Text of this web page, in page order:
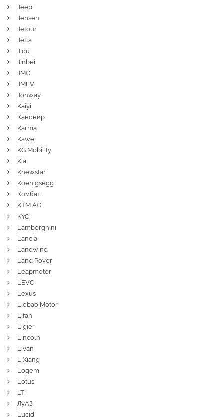
Jeep
Jensen
Jetour
Jetta
Jidu
Jinbei
JMC
JMEV
Jonway
Kaiyi
Канонир
Karma
Kawei
KG Mobility
Kia
Knewstar
Koenigsegg
Комбат
KTM AG
KYC
Lamborghini
Lancia
Landwind
Land Rover
Leapmotor
LEVC
Lexus
Liebao Motor
Lifan
Ligier
Lincoln
Livan
LiXiang
Logem
Lotus
LTI
ЛуАЗ
Lucid